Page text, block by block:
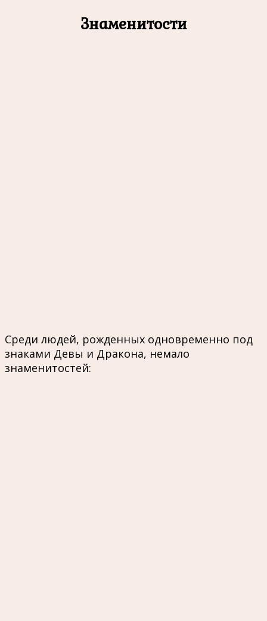
Знаменитости
Среди людей, рожденных одновременно под
знаками Девы и Дракона, немало
знаменитостей: